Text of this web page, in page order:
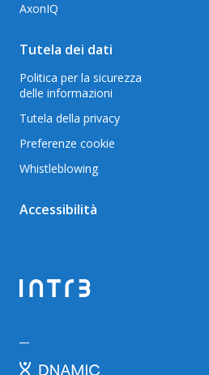
AxonIQ
Tutela dei dati
Politica per la sicurezza
delle informazioni
Tutela della privacy
Preferenze cookie
Whistleblowing
Accessibilità